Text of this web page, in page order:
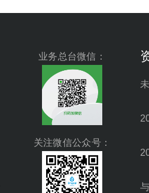
业务总台微信：
关注微信公众号：